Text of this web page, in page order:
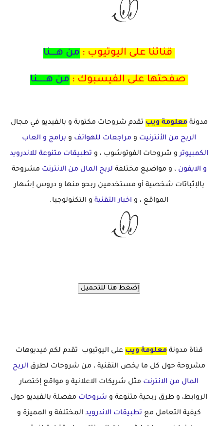
قناتنا على اليوتيوب : من هــــنا
صفحتها على الفيسبوك : من هــــــنا
مدونةمعلومة ويب تقدم شروحات مكتوبة و بالفيديو في مجال
الربح من الأنترنيت و مراجعات للهواتف و برامج و العاب
الكمبيوترو شروحات الفوتوشوب ، و تطبيقات متنوعة للاندرويد
و الايفون ، و مواضيع مختلفة لربح المال من الانترنت مشروحة
بالإثباتات شخصية أو مستخدمين ربحو منها و دروس إشهار
المواقع ، و اخبار التقنية و التكنولوجيا.
قناة مدونةمعلومة ويب على اليوتيوب تقدم لكم فيديوهات
مشروحة حول كل ما يخص التقنية ، من شروحات لطرق الربح
المال من الانترنت مثل شريكات الاعلانية و مواقع إختصار
الروابط، و طرق ربحية متنوعة و شروحات مفصلة بالفيديو حول
كيفية التعامل مع تطبيقات الاندرويد المختلفة و المميزة و